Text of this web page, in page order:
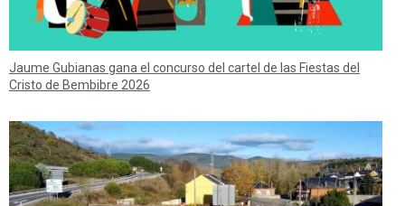
Jaume Gubianas gana el concurso del cartel de las Fiestas del
Cristo de Bembibre 2026